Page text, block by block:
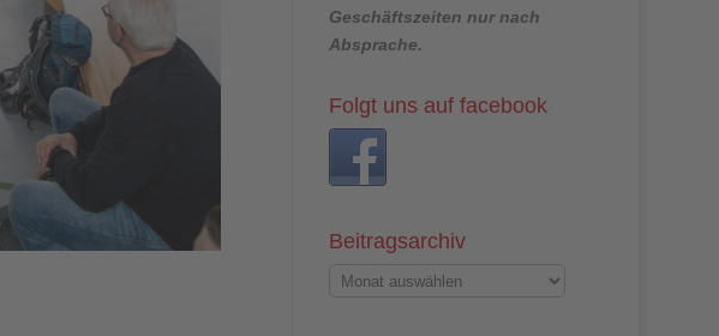
Geschäftszeiten nur nach
Absprache.
Folgt uns auf facebook
Beitragsarchiv